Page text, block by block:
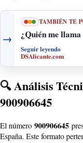
→
TAMBIÉN TE
¿Quién me
Seguir leyendo
DSAlicante.com
🔍 Análisis
900906645
El número 900906645
España. Este formato